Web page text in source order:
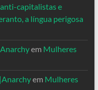
capitalistas e
a língua perigosa
em Mulheres
em Mulheres